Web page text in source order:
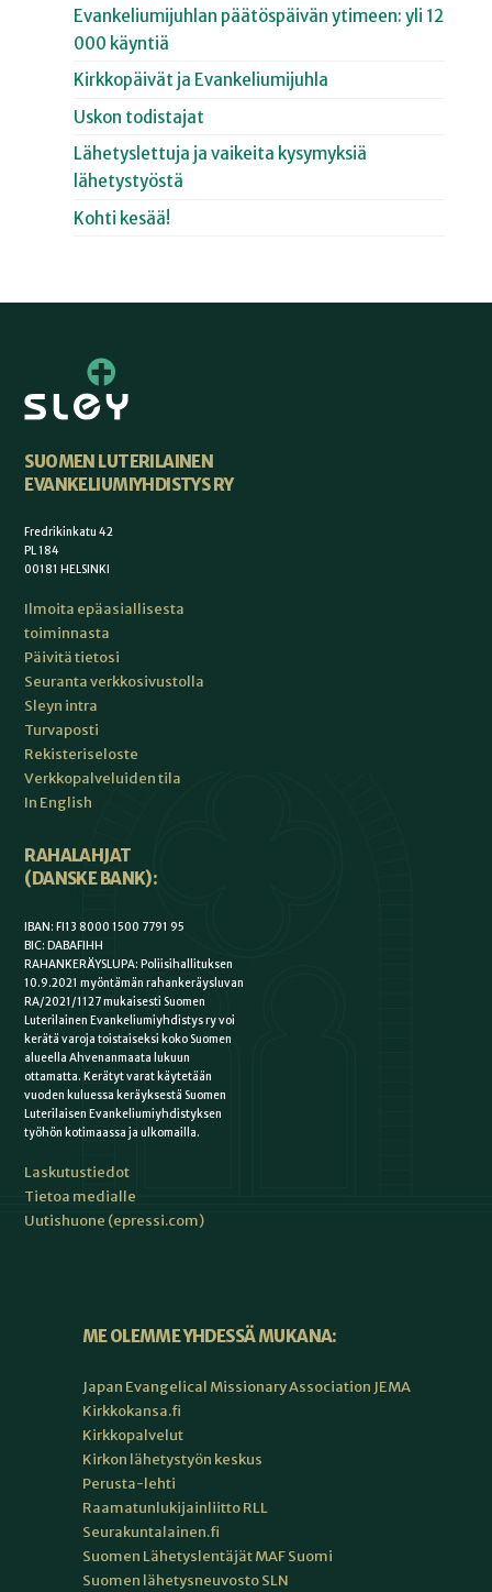
Evankeliumijuhlan päätöspäivän ytimeen: yli 12
000 käyntiä
Kirkkopäivät ja Evankeliumijuhla
Uskon todistajat
Lähetyslettuja ja vaikeita kysymyksiä
lähetystyöstä
Kohti kesää!
SUOMEN LUTERILAINEN
EVANKELIUMIYHDISTYS RY
Fredrikinkatu 42
PL 184
00181 HELSINKI
Ilmoita epäasiallisesta
toiminnasta
Päivitä tietosi
Seuranta verkkosivustolla
Sleyn intra
Turvaposti
Rekisteriseloste
Verkkopalveluiden tila
In English
RAHALAHJAT
(DANSKE BANK):
IBAN: FI13 8000 1500 7791 95
BIC: DABAFIHH
RAHANKERÄYSLUPA: Poliisihallituksen
10.9.2021 myöntämän rahankeräysluvan
RA/2021/1127 mukaisesti Suomen
Luterilainen Evankeliumiyhdistys ry voi
kerätä varoja toistaiseksi koko Suomen
alueella Ahvenanmaata lukuun
ottamatta. Kerätyt varat käytetään
vuoden kuluessa keräyksestä Suomen
Luterilaisen Evankeliumiyhdistyksen
työhön kotimaassa ja ulkomailla.
Laskutustiedot
Tietoa medialle
Uutishuone (epressi.com)
ME OLEMME YHDESSÄ MUKANA:
Japan Evangelical Missionary Association JEMA
Kirkkokansa.fi
Kirkkopalvelut
Kirkon lähetystyön keskus
Perusta-lehti
Raamatunlukijainliitto RLL
Seurakuntalainen.fi
Suomen Lähetyslentäjät MAF Suomi
Suomen lähetysneuvosto SLN